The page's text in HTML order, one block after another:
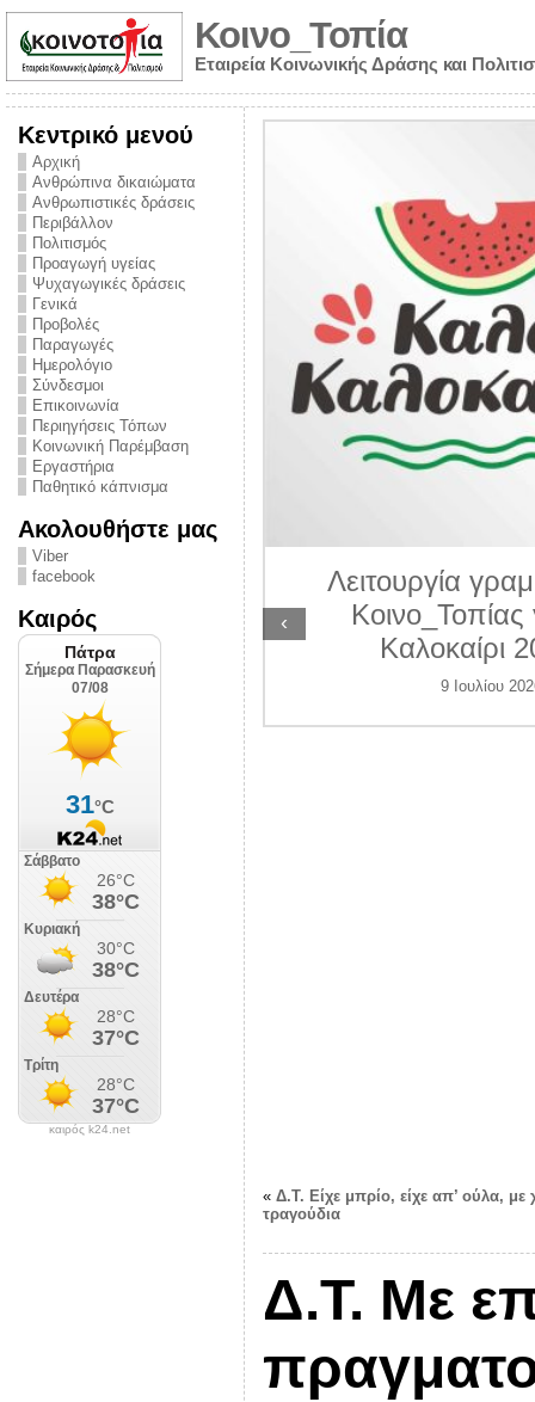
Κοινο_Τοπία
Εταιρεία Κοινωνικής Δράσης και
Κεντρικό μενού
Αρχική
Ανθρώπινα δικαιώματα
Ανθρωπιστικές δράσεις
Περιβάλλον
Πολιτισμός
Προαγωγή υγείας
Ψυχαγωγικές δράσεις
Γενικά
Προβολές
Παραγωγές
Ημερολόγιο
Σύνδεσμοι
Επικοινωνία
Περιηγήσεις Τόπων
Κοινωνική Παρέμβαση
Εργαστήρια
Παθητικό κάπνισμα
Ακολουθήστε μας
Viber
facebook
Καιρός
καιρός k24.net
από την
την ημέρα
και
στο
2026
Λειτουργία
Κοινο_Τοπίας
Καλοκαίρι
9 Ιουλίου
‹
« Δ.Τ. Είχε μπρίο, είχε απ’ ούλα, με
τραγούδια
Δ.Τ. Με